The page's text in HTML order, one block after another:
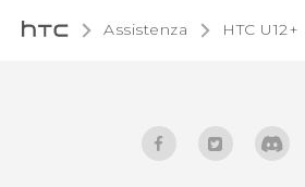
Assistenza HTC U12+‎